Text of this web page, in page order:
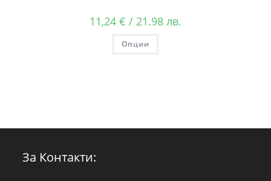
11,24 € / 21.98 лв.
Опции
За Контакти: